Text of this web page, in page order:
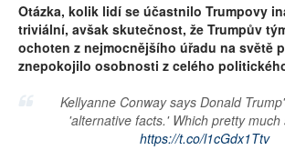
Otázka, kolik lidí se účastnilo Trumpovy
triviální, avšak skutečnost, že Trumpův
ochoten z nejmocnějšího úřadu na světě
znepokojilo osobnosti z celého
Kellyanne Conway says Donald
'alternative facts.' Which pretty much
https://t.co/l1cGdx1Ttv